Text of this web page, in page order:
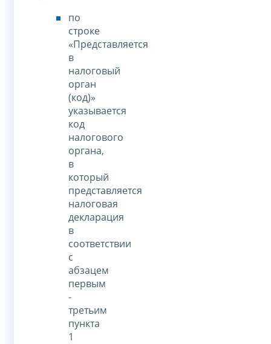
по
строке
«Представляется
в
налоговый
орган
(код)»
указывается
код
налогового
органа,
в
который
представляется
налоговая
декларация
в
соответствии
с
абзацем
первым
-
третьим
пункта
1